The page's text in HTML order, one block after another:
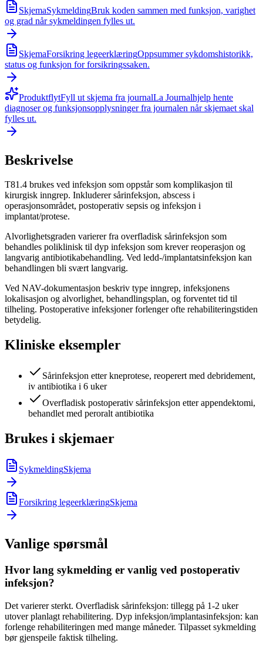
SkjemaSykmeldingBruk koden sammen med funksjon, varighet
og grad når sykmeldingen fylles ut.
SkjemaForsikring legeerklæringOppsummer sykdomshistorikk,
status og funksjon for forsikringssaken.
ProduktflytFyll ut skjema fra journalLa Journalhjelp hente
diagnoser og funksjonsopplysninger fra journalen når skjemaet skal
fylles ut.
Beskrivelse
T81.4 brukes ved infeksjon som oppstår som komplikasjon til
kirurgisk inngrep. Inkluderer sårinfeksjon, abscess i
operasjonsområdet, postoperativ sepsis og infeksjon i
implantat/protese.
Alvorlighetsgraden varierer fra overfladisk sårinfeksjon som
behandles poliklinisk til dyp infeksjon som krever reoperasjon og
langvarig antibiotikabehandling. Ved ledd-/implantatsinfeksjon kan
behandlingen bli svært langvarig.
Ved NAV-dokumentasjon beskriv type inngrep, infeksjonens
lokalisasjon og alvorlighet, behandlingsplan, og forventet tid til
tilheling. Postoperative infeksjoner forlenger ofte rehabiliteringstiden
betydelig.
Kliniske eksempler
Sårinfeksjon etter kneprotese, reoperert med debridement,
iv antibiotika i 6 uker
Overfladisk postoperativ sårinfeksjon etter appendektomi,
behandlet med peroralt antibiotika
Brukes i skjemaer
SykmeldingSkjema
Forsikring legeerklæringSkjema
Vanlige spørsmål
Hvor lang sykmelding er vanlig ved postoperativ
infeksjon?
Det varierer sterkt. Overfladisk sårinfeksjon: tillegg på 1-2 uker
utover planlagt rehabilitering. Dyp infeksjon/implantasinfeksjon: kan
forlenge rehabiliteringen med mange måneder. Tilpasset sykmelding
bør gjenspeile faktisk tilheling.